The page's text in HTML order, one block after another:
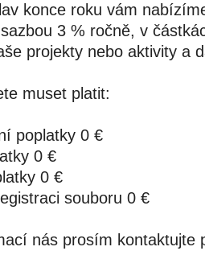
konce roku vám
3 % ročně, v
projekty nebo aktivity a
muset platit:
poplatky 0 €
0 €
0 €
souboru 0 €
nás prosím kontaktujte